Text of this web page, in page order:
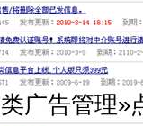
广告管理»